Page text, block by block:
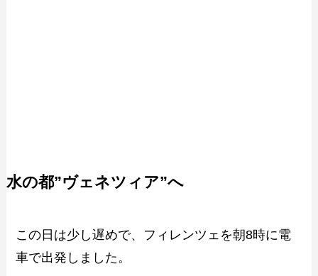
水の都”ヴェネツィア”へ
この日は少し遅めで、フィレンツェを朝8時に電
車で出発しました。